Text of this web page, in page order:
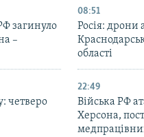
загинуло
–
08:51
Росія: дрони
області
четверо
22:49
Війська РФ
Херсона,